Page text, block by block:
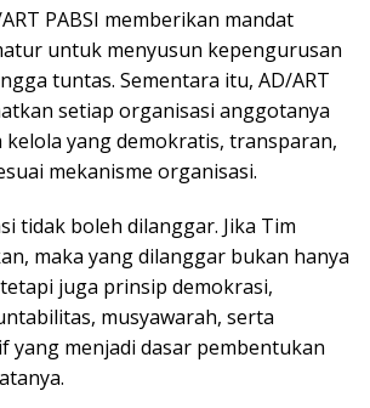
PABSI memberikan mandat
untuk menyusun kepengurusan
tuntas. Sementara itu, AD/ART
setiap organisasi anggotanya
yang demokratis, transparan,
mekanisme organisasi.
tidak boleh dilanggar. Jika Tim
maka yang dilanggar bukan hanya
juga prinsip demokrasi,
musyawarah, serta
yang menjadi dasar pembentukan